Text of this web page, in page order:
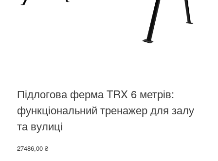
Підлогова ферма TRX 6 метрів:
функціональний тренажер для залу
та вулиці
27486,00 ₴